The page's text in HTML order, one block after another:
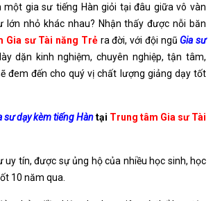
một gia sư tiếng Hàn giỏi tại đâu giữa vô vàn
lớn nhỏ khác nhau? Nhận thấy được nỗi băn
Gia sư Tài năng Trẻra đời, với đội ngũ Gia sư
dặn kinh nghiệm, chuyên nghiệp, tận tâm,
đem đến cho quý vị chất lượng giảng dạy tốt
sư dạy kèm tiếng Hàntại Trung tâm Gia sư Tài
uy tín, được sự ủng hộ của nhiều học sinh, học
10 năm qua.